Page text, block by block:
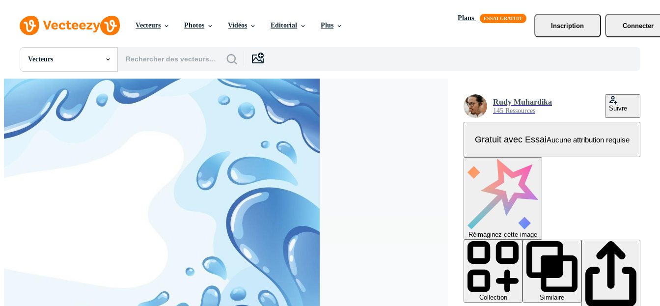
Vecteurs Photos Vidéos Editorial Plus
Plans
Inscription
Connecter
Vecteurs
Toutes Images
PNGs
PSDs
SVGs
Modèles
Rudy Muhardika
145 Ressources Suivre
Gratuit avec EssaiAucune attribution requise
Réimaginez cette image
Collection
Similaire